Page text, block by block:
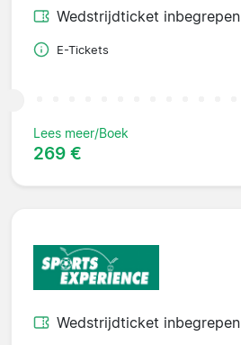
Wedstrijdticket inbegrepen
E-Tickets
Lees meer/Boek
269 €
Wedstrijdticket inbegrepen